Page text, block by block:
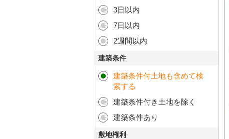
3日以内
7日以内
2週間以内
建築条件
建築条件付土地も含めて検
索する
建築条件付き土地を除く
建築条件あり
敷地権利